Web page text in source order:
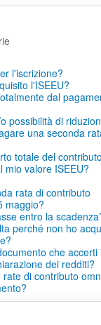
l'iscrizione?
l'ISEEU?
dal
possibilità di
una seconda
totale del
mio valore ISEEU?
rata di contributo
maggio?
entro la
perché non ho
che
dei redditi?
di contributo